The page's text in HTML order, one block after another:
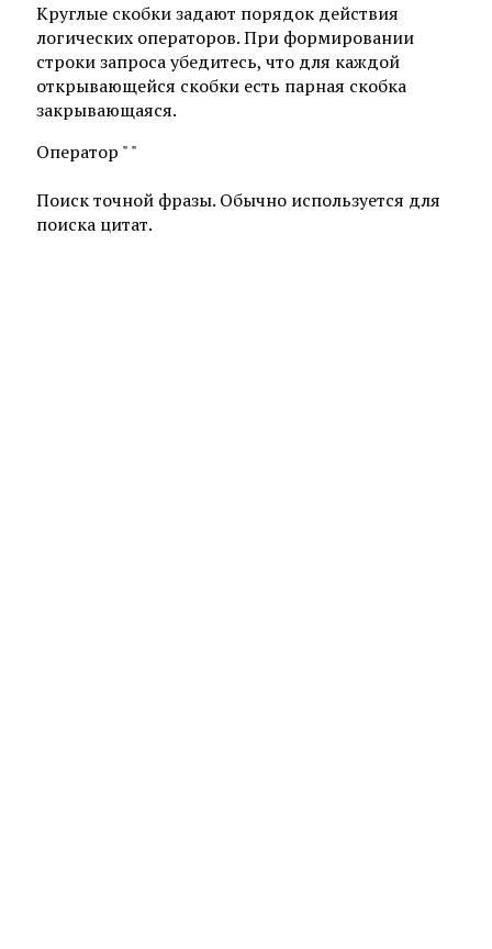
Круглые скобки задают порядок действия
логических операторов. При формировании
строки запроса убедитесь, что для каждой
открывающейся скобки есть парная скобка
закрывающаяся.
Оператор " "
Поиск точной фразы. Обычно используется для
поиска цитат.